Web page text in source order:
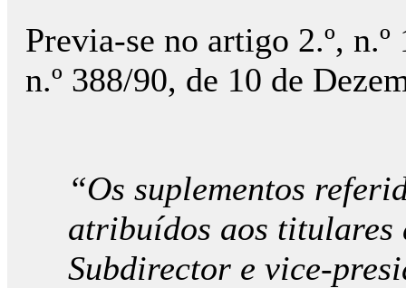
Previa-se no artigo 2.º,
n.º 388/90, de 10 de
“Os suplementos
atribuídos aos titulares
Subdirector e vice-